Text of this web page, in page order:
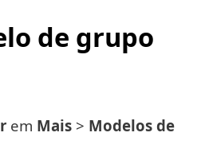
de grupo
em Mais > Modelos de